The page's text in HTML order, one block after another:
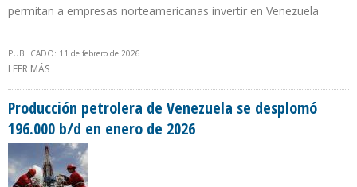
permitan a empresas norteamericanas invertir en Venezuela
PUBLICADO: 11 de febrero de 2026
LEER MÁS
GAS Y ELECTRICIDAD"
Producción petrolera de Venezuela se desplomó
196.000 b/d en enero de 2026